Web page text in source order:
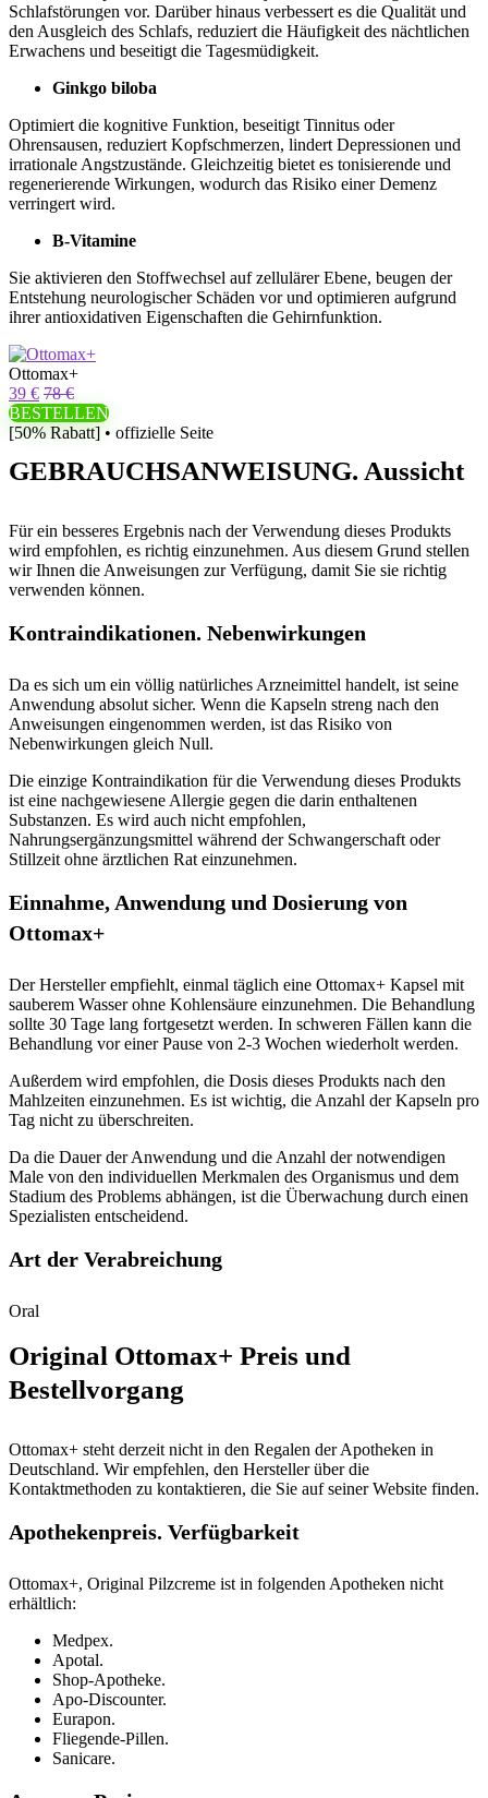
Schlafstörungen vor. Darüber hinaus verbessert es die Qualität und
den Ausgleich des Schlafs, reduziert die Häufigkeit des nächtlichen
Erwachens und beseitigt die Tagesmüdigkeit.
Ginkgo biloba
Optimiert die kognitive Funktion, beseitigt Tinnitus oder
Ohrensausen, reduziert Kopfschmerzen, lindert Depressionen und
irrationale Angstzustände. Gleichzeitig bietet es tonisierende und
regenerierende Wirkungen, wodurch das Risiko einer Demenz
verringert wird.
B-Vitamine
Sie aktivieren den Stoffwechsel auf zellulärer Ebene, beugen der
Entstehung neurologischer Schäden vor und optimieren aufgrund
ihrer antioxidativen Eigenschaften die Gehirnfunktion.
Ottomax+
39 € 78 €
BESTELLEN
[50% Rabatt] • offizielle Seite
GEBRAUCHSANWEISUNG. Aussicht
Für ein besseres Ergebnis nach der Verwendung dieses Produkts
wird empfohlen, es richtig einzunehmen. Aus diesem Grund stellen
wir Ihnen die Anweisungen zur Verfügung, damit Sie sie richtig
verwenden können.
Kontraindikationen. Nebenwirkungen
Da es sich um ein völlig natürliches Arzneimittel handelt, ist seine
Anwendung absolut sicher. Wenn die Kapseln streng nach den
Anweisungen eingenommen werden, ist das Risiko von
Nebenwirkungen gleich Null.
Die einzige Kontraindikation für die Verwendung dieses Produkts
ist eine nachgewiesene Allergie gegen die darin enthaltenen
Substanzen. Es wird auch nicht empfohlen,
Nahrungsergänzungsmittel während der Schwangerschaft oder
Stillzeit ohne ärztlichen Rat einzunehmen.
Einnahme, Anwendung und Dosierung von
Ottomax+
Der Hersteller empfiehlt, einmal täglich eine Ottomax+ Kapsel mit
sauberem Wasser ohne Kohlensäure einzunehmen. Die Behandlung
sollte 30 Tage lang fortgesetzt werden. In schweren Fällen kann die
Behandlung vor einer Pause von 2-3 Wochen wiederholt werden.
Außerdem wird empfohlen, die Dosis dieses Produkts nach den
Mahlzeiten einzunehmen. Es ist wichtig, die Anzahl der Kapseln pro
Tag nicht zu überschreiten.
Da die Dauer der Anwendung und die Anzahl der notwendigen
Male von den individuellen Merkmalen des Organismus und dem
Stadium des Problems abhängen, ist die Überwachung durch einen
Spezialisten entscheidend.
Art der Verabreichung
Oral
Original Ottomax+ Preis und
Bestellvorgang
Ottomax+ steht derzeit nicht in den Regalen der Apotheken in
Deutschland. Wir empfehlen, den Hersteller über die
Kontaktmethoden zu kontaktieren, die Sie auf seiner Website finden.
Apothekenpreis. Verfügbarkeit
Ottomax+, Original Pilzcreme ist in folgenden Apotheken nicht
erhältlich:
Medpex.
Apotal.
Shop-Apotheke.
Apo-Discounter.
Eurapon.
Fliegende-Pillen.
Sanicare.